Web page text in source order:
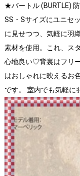
★バートル (BURTLE)
SS・Sサイズにユニセ
に見せつつ、気軽に羽
素材を使用。これ、ス
心地良い♡背裏はフリ
はおしゃれに映えるお
です。 室内でも気軽に